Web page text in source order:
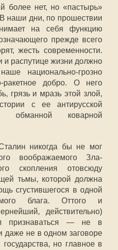
более нет, но «пастырь»
наши дни, по прошествии
на себя функцию
прежде всего
жесть современности.
и распутице жизни должно
национально-грозно
ракетное добро. О него
грязь и мразь этой злой,
с ее антирусской
обманной коварной
никогда бы не мог
воображаемого Зла-
скопления отовсюду
тьмы, которой должна
сгустившегося в одной
блага. Оттого и
действительно)
признаваться — не в
даже не в одном заговоре
но главное в